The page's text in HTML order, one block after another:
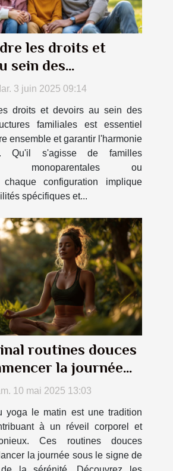
les droits et
sein des
structures
3 juin 2025 09:14
droits et devoirs au sein des
familiales est essentiel
ensemble et garantir l'harmonie
Qu'il s'agisse de familles
monoparentales ou
chaque configuration implique
spécifiques et...
routines douces
la journée
10 mai 2025 13:03
yoga le matin est une tradition
à un réveil corporel et
Ces routines douces
la journée sous le signe de